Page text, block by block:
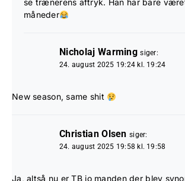
se trænerens aftryk. Han har bare
måneder
Nicholaj Warming siger:
24. august 2025 19:24 kl. 19:24
New season, same shit
Christian Olsen siger:
24. august 2025 19:58 kl. 19:58
Ja, altså nu er TB jo manden der blev